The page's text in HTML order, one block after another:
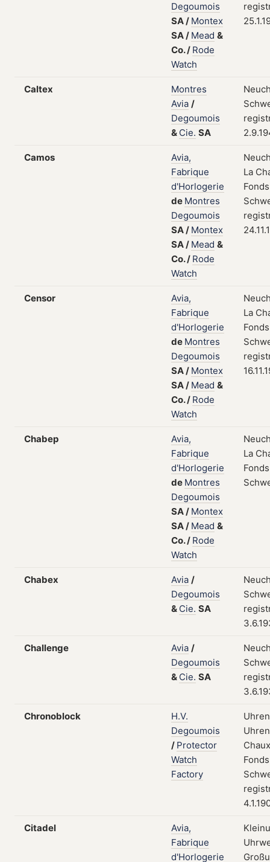
Degoumois
SA/ Montex
SA/ Mead &
Co./ Rode
Watch
Caltex
Montres
Avia /
Degoumois
& Cie. SA
Camos
Avia,
Fabrique
d'Horlogerie
de Montres
Degoumois
SA/ Montex
SA/ Mead &
Co./ Rode
Watch
La
Censor
Avia,
Fabrique
d'Horlogerie
de Montres
Degoumois
SA/ Montex
SA/ Mead &
Co./ Rode
Watch
La
Chabep
Avia,
Fabrique
d'Horlogerie
de Montres
Degoumois
SA/ Montex
SA/ Mead &
Co./ Rode
Watch
La
Chabex Avia /
Degoumois
& Cie. SA
Challenge Avia /
Degoumois
& Cie. SA
Chronoblock
H.V.
Degoumois
/ Protector
Watch
Factory
Citadel
Avia,
Fabrique
d'Horlogerie